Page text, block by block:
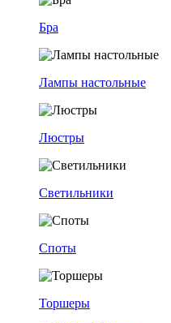
Бра
Лампы настольные
Люстры
Светильники
Споты
Торшеры